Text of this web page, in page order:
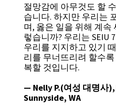
절망감에 아무것도 할
습니다. 하지만 우리는
며, 옳은 일을 위해 계속
렇습니까? 우리는 SEIU
우리를 지지하고 있기
리를 무너뜨리려 할수
복할 것입니다.
— Nelly P.(여성 대명사),
Sunnyside, WA